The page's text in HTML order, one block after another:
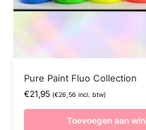
Pure Paint Fluo Collection
€21,95 (€26,56 incl. btw)
Toevoegen aan